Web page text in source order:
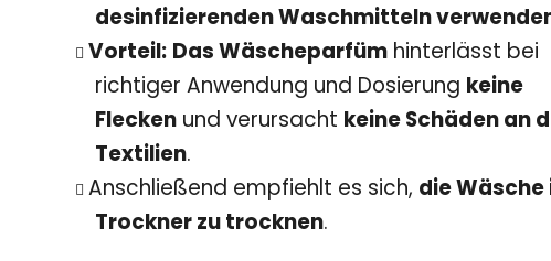
desinfizierenden Waschmitteln
Vorteil: DasWäscheparfüm hinterlässt bei
richtiger Anwendung und Dosierung keine
Flecken und verursacht keine Schäden an
Textilien.
Anschließend empfiehlt es sich, die Wäsche
Trockner zu trocknen.